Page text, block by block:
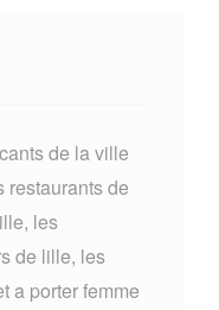
de la ville
restaurants de
les
de lille, les
a porter femme